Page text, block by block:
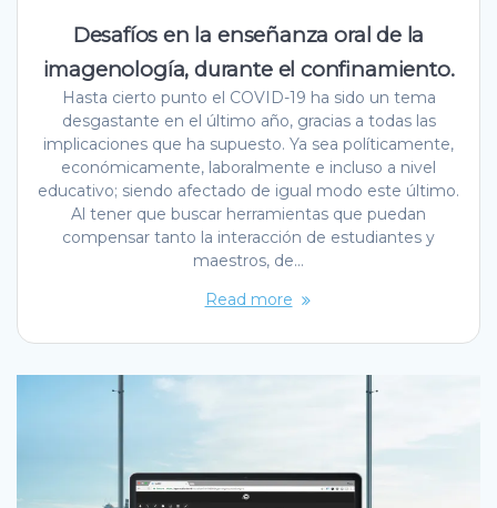
Desafíos en la enseñanza oral de la
imagenología, durante el confinamiento.
Hasta cierto punto el COVID-19 ha sido un tema
desgastante en el último año, gracias a todas las
implicaciones que ha supuesto. Ya sea políticamente,
económicamente, laboralmente e incluso a nivel
educativo; siendo afectado de igual modo este último.
Al tener que buscar herramientas que puedan
compensar tanto la interacción de estudiantes y
maestros, de…
Read more